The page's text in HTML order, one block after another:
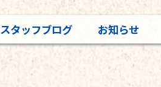
スタッフブログ お知らせ